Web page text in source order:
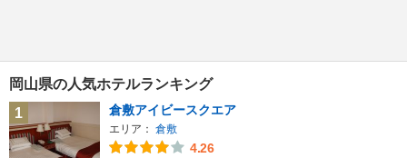
岡山県の人気ホテルランキング
1
倉敷アイビースクエア
エリア： 倉敷
4.26